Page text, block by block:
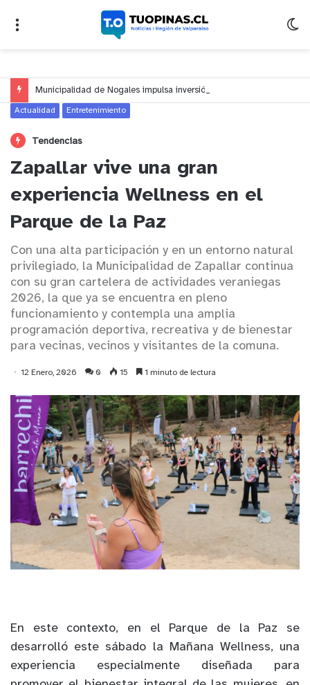
Actualidad Entretenimiento
Tendencias
Zapallar vive una gran
experiencia Wellness en el
Parque de la Paz
Con una alta participación y en un entorno natural
privilegiado, la Municipalidad de Zapallar continua
con su gran cartelera de actividades veraniegas
2026, la que ya se encuentra en pleno
funcionamiento y contempla una amplia
programación deportiva, recreativa y de bienestar
para vecinas, vecinos y visitantes de la comuna.
12 Enero, 2026 0 15 1 minuto de lectura
En este contexto, en el Parque de la Paz se
desarrolló este sábado la Mañana Wellness, una
experiencia especialmente diseñada para